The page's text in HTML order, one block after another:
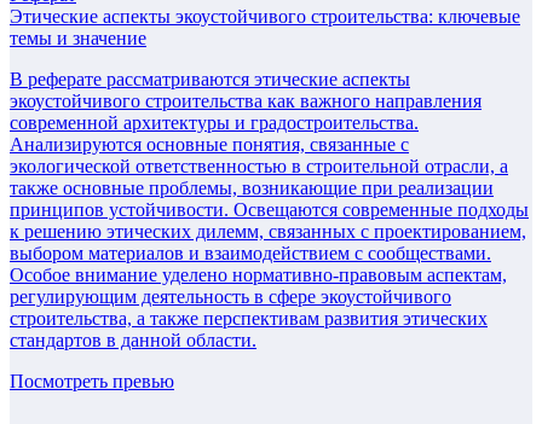
Этические аспекты экоустойчивого строительства: ключевые
темы и значение
В реферате рассматриваются этические аспекты
экоустойчивого строительства как важного направления
современной архитектуры и градостроительства.
Анализируются основные понятия, связанные с
экологической ответственностью в строительной отрасли, а
также основные проблемы, возникающие при реализации
принципов устойчивости. Освещаются современные подходы
к решению этических дилемм, связанных с проектированием,
выбором материалов и взаимодействием с сообществами.
Особое внимание уделено нормативно-правовым аспектам,
регулирующим деятельность в сфере экоустойчивого
строительства, а также перспективам развития этических
стандартов в данной области.
Посмотреть превью